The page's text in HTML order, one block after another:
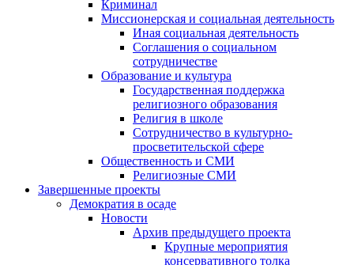
Криминал
Миссионерская и социальная деятельность
Иная социальная деятельность
Соглашения о социальном
сотрудничестве
Образование и культура
Государственная поддержка
религиозного образования
Религия в школе
Сотрудничество в культурно-
просветительской сфере
Общественность и СМИ
Религиозные СМИ
Завершенные проекты
Демократия в осаде
Новости
Архив предыдущего проекта
Крупные мероприятия
консервативного толка